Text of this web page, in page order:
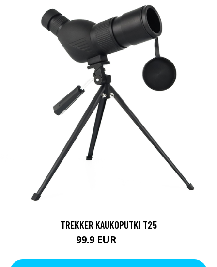
TREKKER KAUKOPUTKI T25
99.9 EUR